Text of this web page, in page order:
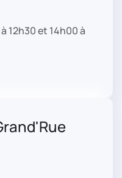
12h30 et 14h00 à